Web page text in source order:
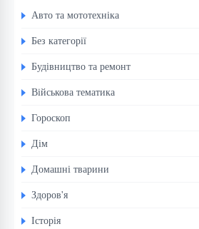
Авто та мототехніка
Без категорії
Будівництво та ремонт
Військова тематика
Гороскоп
Дім
Домашні тварини
Здоров'я
Історія